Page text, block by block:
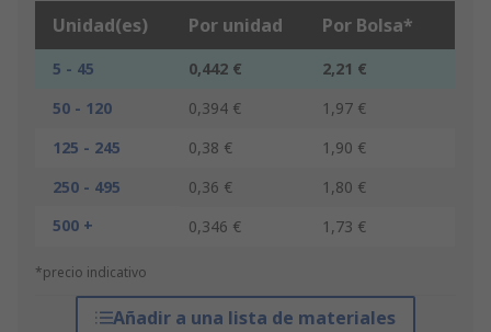
Unidad(es) Por unidad Por Bolsa*
5 - 45 0,442 €
2,21 €
50 - 120
0,394 €
1,97 €
125 - 245
0,38 €
1,90 €
250 - 495
0,36 €
1,80 €
500 +
0,346 € 1,73 €
*precio indicativo
Añadir a una lista de materiales